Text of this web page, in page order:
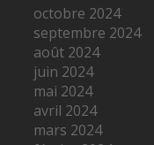
octobre 2024
septembre 2024
août 2024
juin 2024
mai 2024
avril 2024
mars 2024